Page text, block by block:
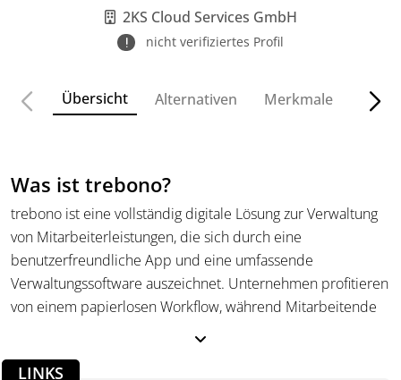
2KS Cloud Services GmbH
nicht verifiziertes Profil
Übersicht Alternativen Merkmale
Was ist trebono?
trebono ist eine vollständig digitale Lösung zur Verwaltung
von Mitarbeiterleistungen, die sich durch eine
benutzerfreundliche App und eine umfassende
Verwaltungssoftware auszeichnet. Unternehmen profitieren
von einem papierlosen Workflow, während Mitarbeitende
DSGVO-konform und bietet eine sichere Archivierung der
LINKS